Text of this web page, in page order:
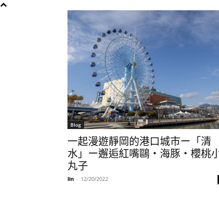
Blog
一起漫遊靜岡的港口城市ー「清
水」ー邂逅紅嘴鷗・海豚・櫻桃
丸子
lin - 12/20/2022